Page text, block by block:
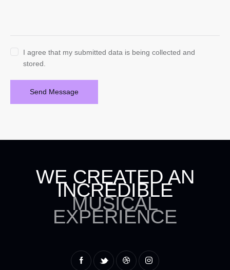
I agree that my submitted data is being collected and
stored.
Send Message
WE CREATED AN
INCREDIBLE
MUSICAL
EXPERIENCE